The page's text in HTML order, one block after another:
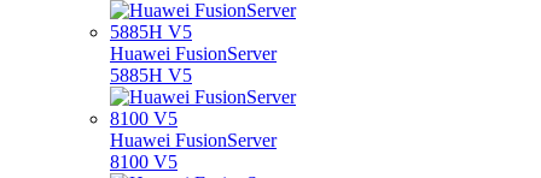
Huawei FusionServer
5885H V5
Huawei FusionServer
8100 V5